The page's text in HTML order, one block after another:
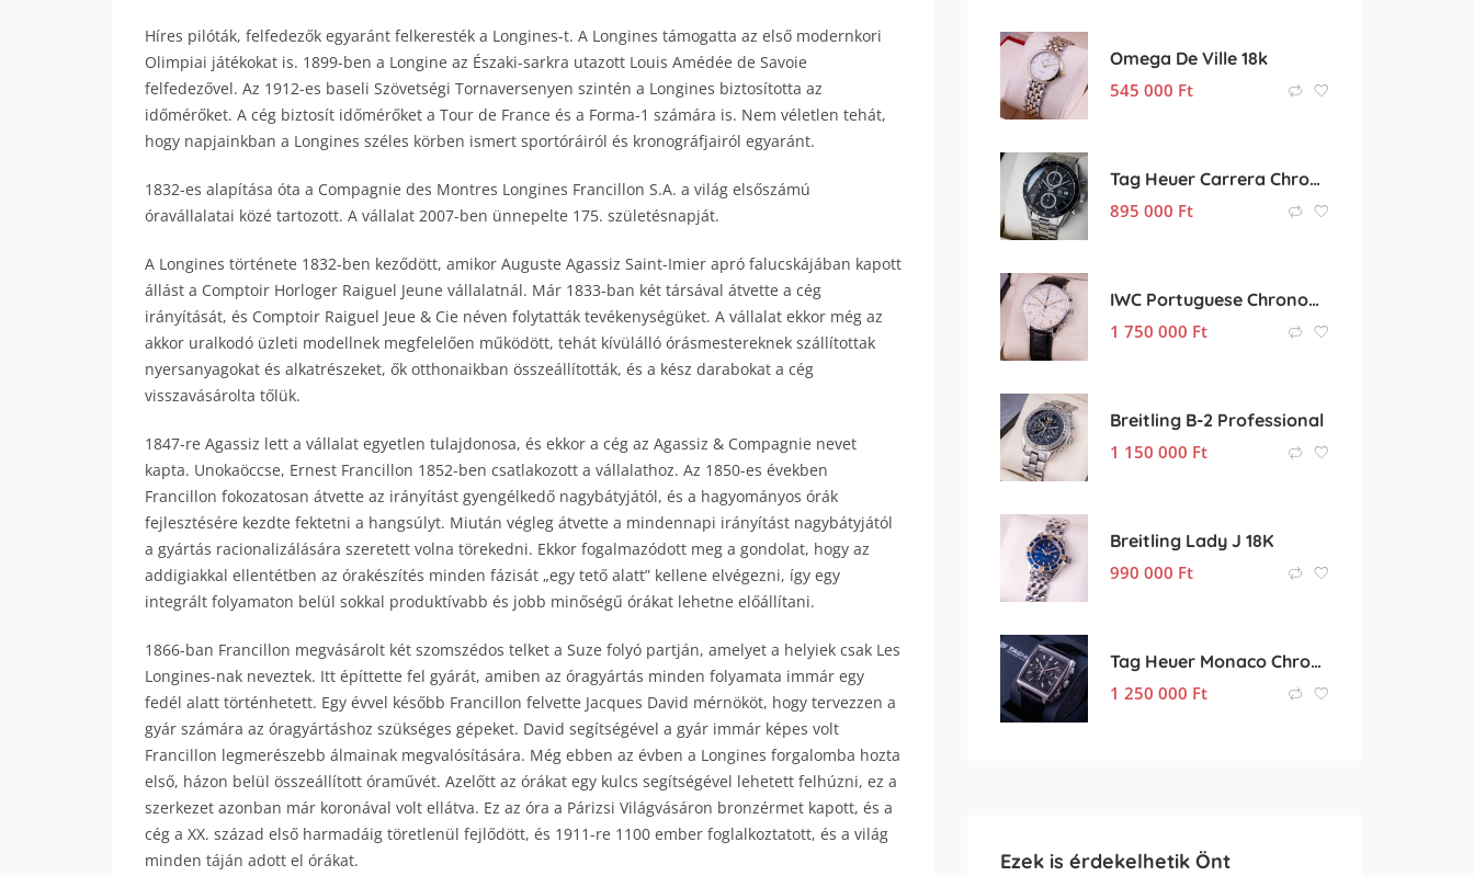
Híres pilóták, felfedezők egyaránt felkeresték a Longines-t. A Longines támogatta az első modernkori
Olimpiai játékokat is. 1899-ben a Longine az Északi-sarkra utazott Louis Amédée de Savoie
felfedezővel. Az 1912-es baseli Szövetségi Tornaversenyen szintén a Longines biztosította az
időmérőket. A cég biztosít időmérőket a Tour de France és a Forma-1 számára is. Nem véletlen tehát,
hogy napjainkban a Longines széles körben ismert sportóráiról és kronográfjairól egyaránt.
1832-es alapítása óta a Compagnie des Montres Longines Francillon S.A. a világ elsőszámú
óravállalatai közé tartozott. A vállalat 2007-ben ünnepelte 175. születésnapját.
A Longines története 1832-ben keződött, amikor Auguste Agassiz Saint-Imier apró falucskájában kapott
állást a Comptoir Horloger Raiguel Jeune vállalatnál. Már 1833-ban két társával átvette a cég
irányítását, és Comptoir Raiguel Jeue & Cie néven folytatták tevékenységüket. A vállalat ekkor még az
akkor uralkodó üzleti modellnek megfelelően működött, tehát kívülálló órásmestereknek szállítottak
nyersanyagokat és alkatrészeket, ők otthonaikban összeállították, és a kész darabokat a cég
visszavásárolta tőlük.
1847-re Agassiz lett a vállalat egyetlen tulajdonosa, és ekkor a cég az Agassiz & Compagnie nevet
kapta. Unokaöccse, Ernest Francillon 1852-ben csatlakozott a vállalathoz. Az 1850-es években
Francillon fokozatosan átvette az irányítást gyengélkedő nagybátyjától, és a hagyományos órák
fejlesztésére kezdte fektetni a hangsúlyt. Miután végleg átvette a mindennapi irányítást nagybátyjától
a gyártás racionalizálására szeretett volna törekedni. Ekkor fogalmazódott meg a gondolat, hogy az
addigiakkal ellentétben az órakészítés minden fázisát „egy tető alatt” kellene elvégezni, így egy
integrált folyamaton belül sokkal produktívabb és jobb minőségű órákat lehetne előállítani.
1866-ban Francillon megvásárolt két szomszédos telket a Suze folyó partján, amelyet a helyiek csak Les
Longines-nak neveztek. Itt építtette fel gyárát, amiben az óragyártás minden folyamata immár egy
fedél alatt történhetett. Egy évvel később Francillon felvette Jacques David mérnököt, hogy tervezzen a
gyár számára az óragyártáshoz szükséges gépeket. David segítségével a gyár immár képes volt
Francillon legmerészebb álmainak megvalósítására. Még ebben az évben a Longines forgalomba hozta
első, házon belül összeállított óraművét. Azelőtt az órákat egy kulcs segítségével lehetett felhúzni, ez a
szerkezet azonban már koronával volt ellátva. Ez az óra a Párizsi Világvásáron bronzérmet kapott, és a
cég a XX. század első harmadáig töretlenül fejlődött, és 1911-re 1100 ember foglalkoztatott, és a világ
minden táján adott el órákat.
Omega De Ville 18k
545 000 Ft
Tag Heuer Carrera Chronograph
895 000 Ft
IWC Portuguese Chronograph
1 750 000 Ft
Breitling B-2 Professional
1 150 000 Ft
Breitling Lady J 18K
990 000 Ft
Tag Heuer Monaco Chronograph
1 250 000 Ft
Ezek is érdekelhetik Önt